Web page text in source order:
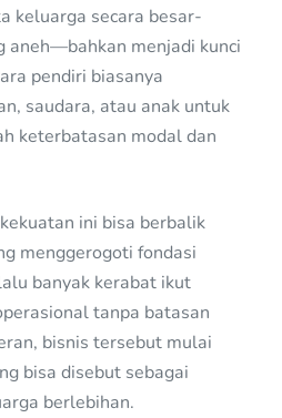
keluarga secara besar-
aneh—bahkan menjadi kunci
pendiri biasanya
saudara, atau anak untuk
keterbatasan modal dan
ini bisa berbalik
menggerogoti fondasi
banyak kerabat ikut
tanpa batasan
bisnis tersebut mulai
bisa disebut sebagai
berlebihan.